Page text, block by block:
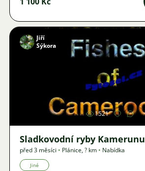
Obrázek
Jiří
Sýkora
1521
Sladkovodní ryby Kamerunu
před 3 měsíci • Plánice,? km • Nabídka
Jiné